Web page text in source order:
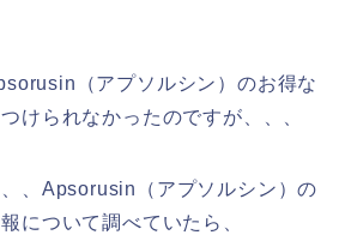
（アプソルシン）のお得な
けられなかったのですが、、、
、Apsorusin（アプソルシン）の
について調べていたら、